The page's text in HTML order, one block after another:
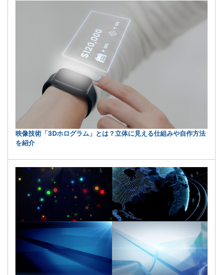
映像技術「3Dホログラム」とは？立体に見える仕組みや自作方法
を紹介